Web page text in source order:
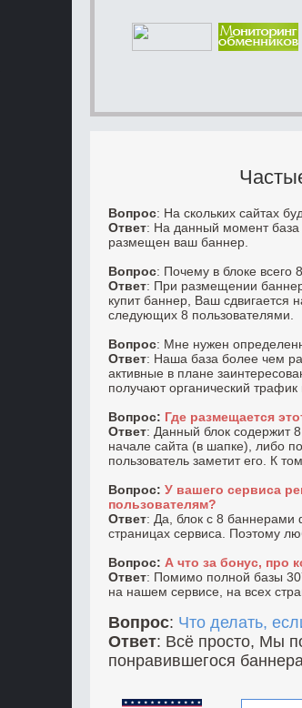
Вопрос: На скольких сайтах
Ответ: На данный момент база
размещен ваш баннер.
Вопрос: Почему в блоке
Ответ: При размещении
купит баннер, Ваш сдвигается
следующих 8 пользователями.
Вопрос: Мне нужен
Ответ: Наша база более чем
активные в плане
получают органический
Вопрос: Где размещается
Ответ: Данный блок содержит
начале сайта (в шапке), либо
пользователь заметит его. К
Вопрос: У вашего сервиса
пользователям?
Ответ: Да, блок с 8 баннерами
страницах сервиса. Поэтому
Вопрос: А что за бонус, про
Ответ: Помимо полной базы
на нашем сервисе, на всех
Вопрос: Что делать,
Ответ: Всё просто, Мы
понравившегося